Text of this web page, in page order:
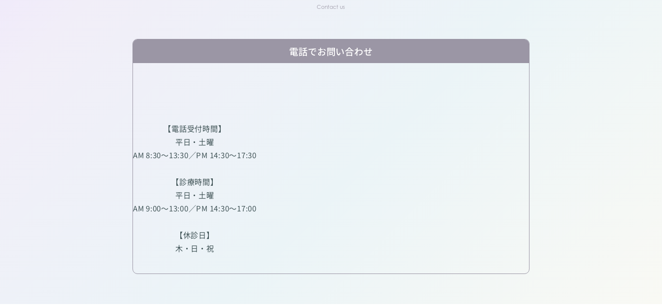
電話でお問い合わせ
【電話受付時間】
平日・土曜
AM 8:30～13:30／PM 14:30～17:30
【診療時間】
平日・土曜
AM 9:00～13:00／PM 14:30～17:00
【休診日】
木・日・祝